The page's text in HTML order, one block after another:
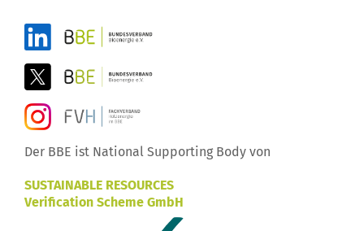
Der BBE ist National Supporting Body von
SUSTAINABLE RESOURCES
Verification Scheme GmbH